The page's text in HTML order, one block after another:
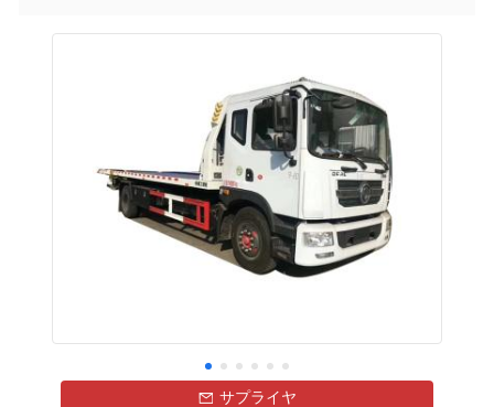
サプライヤ